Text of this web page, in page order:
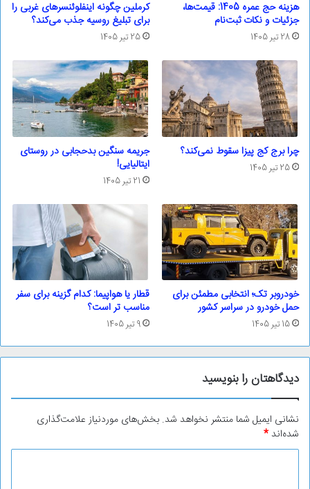
هزینه حج عمره 1405: قیمت‌ها،
جزئیات و نکات ثبت‌نام
28 تیر 1405
کرملین چگونه اینفلوئنسرهای غربی را
برای تبلیغ روسیه جذب می‌کند؟
25 تیر 1405
چرا برج کج پیزا سقوط نمی‌کند؟
25 تیر 1405
جریمه سنگین بدحجابی در روستای
ایتالیایی!
21 تیر 1405
خودروبر تک؛ انتخابی مطمئن برای
حمل خودرو در سراسر کشور
15 تیر 1405
قطار یا هواپیما: کدام گزینه برای سفر
مناسب تر است؟
9 تیر 1405
دیدگاهتان را بنویسید
نشانی ایمیل شما منتشر نخواهد شد. بخش‌های موردنیاز علامت‌گذاری
شده‌اند*